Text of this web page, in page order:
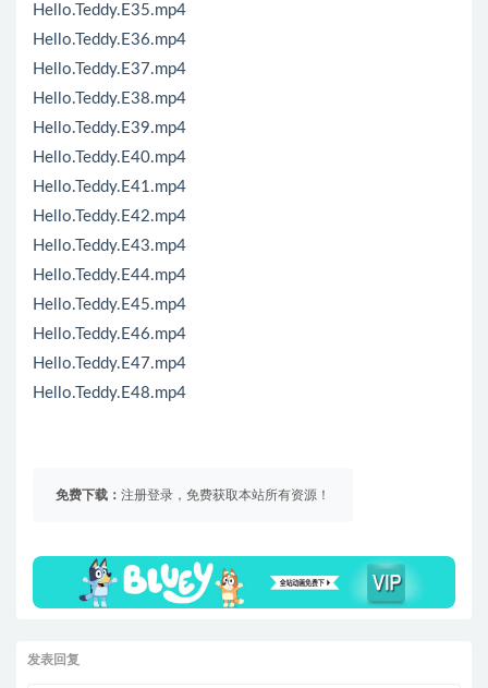
Hello.Teddy.E35.mp4
Hello.Teddy.E36.mp4
Hello.Teddy.E37.mp4
Hello.Teddy.E38.mp4
Hello.Teddy.E39.mp4
Hello.Teddy.E40.mp4
Hello.Teddy.E41.mp4
Hello.Teddy.E42.mp4
Hello.Teddy.E43.mp4
Hello.Teddy.E44.mp4
Hello.Teddy.E45.mp4
Hello.Teddy.E46.mp4
Hello.Teddy.E47.mp4
Hello.Teddy.E48.mp4
免费下载： 注册登录，免费获取本站所有资源！
发表回复